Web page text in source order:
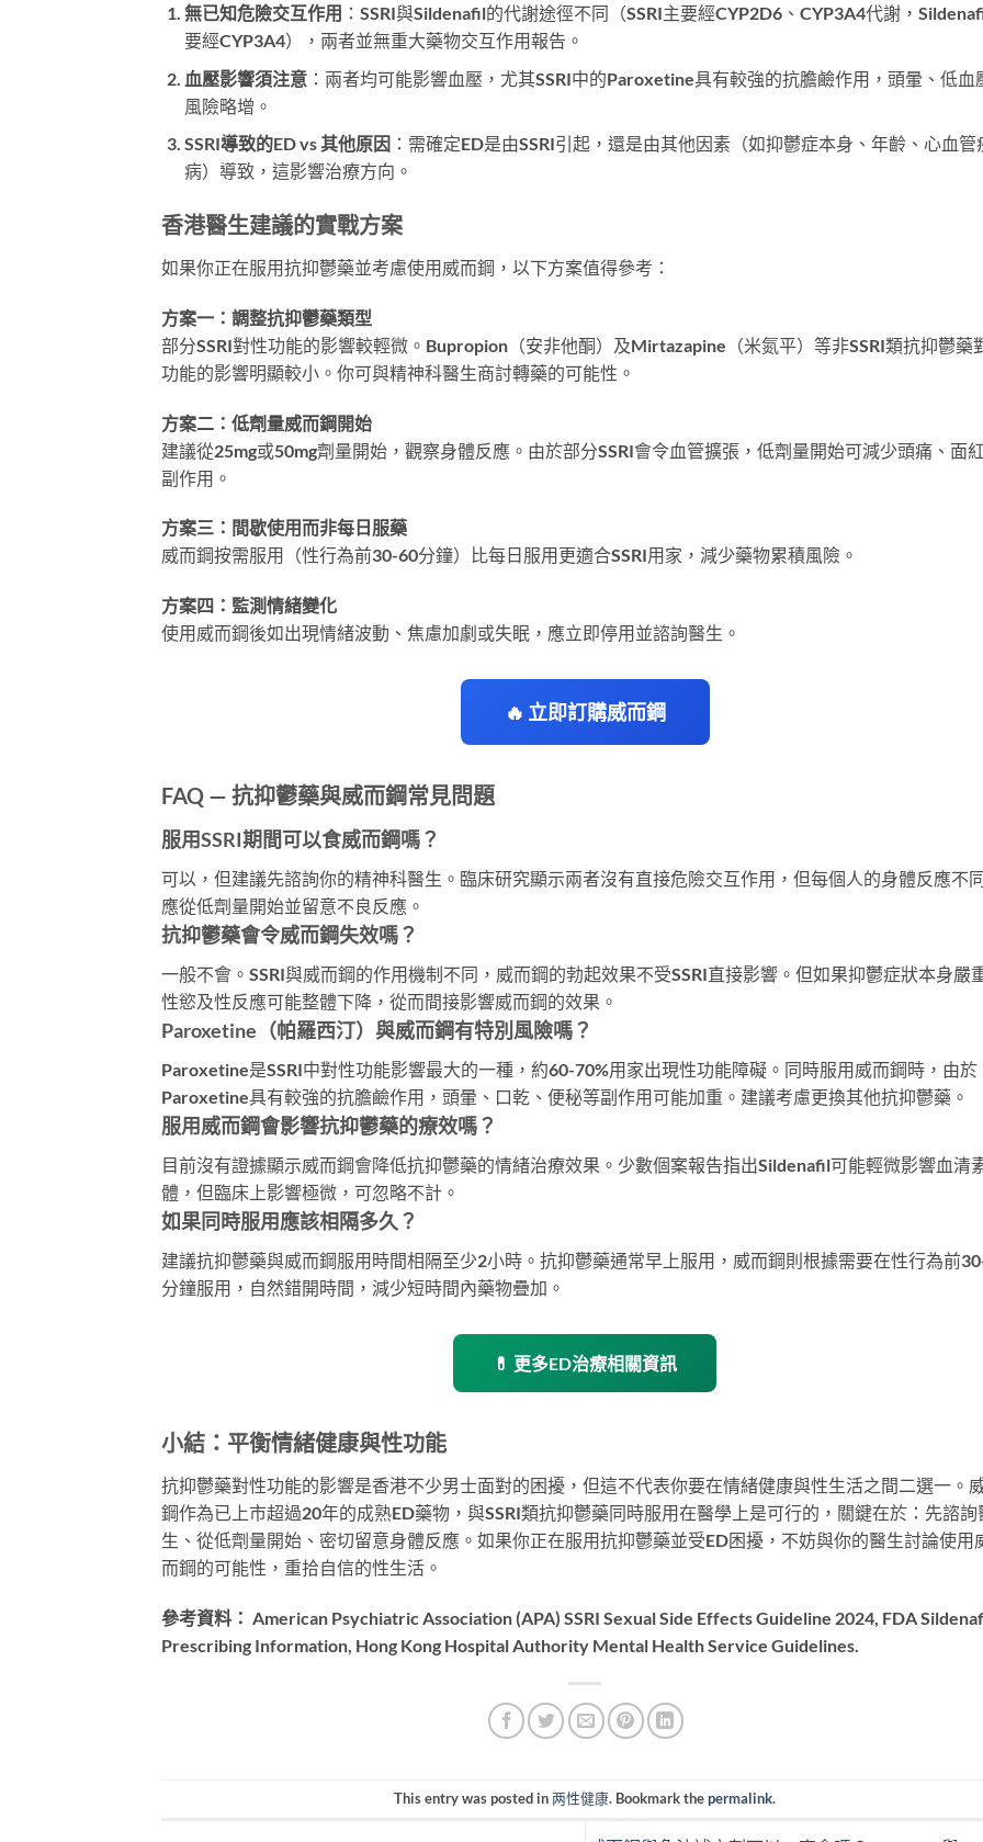
無已知危險交互作用 ：SSRI與Sildenafil的代謝途徑不同（SSRI主要經CYP2D6、CYP3A4代謝，
要經CYP3A4），兩者並無重大藥物交互作用報告。
血壓影響須注意：兩者均可能影響血壓，尤其SSRI中的Paroxetine具有較強的抗膽鹼作用，頭暈、低血
風險略增。
SSRI導致的ED vs 其他原因 ：需確定ED是由SSRI引起，還是由其他因素（如抑鬱症本身、年齡、心血管
病）導致，這影響治療方向。
香港醫生建議的實戰方案
如果你正在服用抗抑鬱藥並考慮使用威而鋼，以下方案值得參考：
方案一：調整抗抑鬱藥類型
部分SSRI對性功能的影響較輕微。Bupropion（安非他酮）及Mirtazapine（米氮平）等非SSRI類抗抑鬱藥
功能的影響明顯較小。你可與精神科醫生商討轉藥的可能性。
方案二：低劑量威而鋼開始
建議從25mg或50mg劑量開始，觀察身體反應。由於部分SSRI會令血管擴張，低劑量開始可減少頭痛、面
副作用。
方案三：間歇使用而非每日服藥
威而鋼按需服用（性行為前30-60分鐘）比每日服用更適合SSRI用家，減少藥物累積風險。
方案四：監測情緒變化
使用威而鋼後如出現情緒波動、焦慮加劇或失眠，應立即停用並諮詢醫生。
🔥 立即訂購威而鋼
FAQ — 抗抑鬱藥與威而鋼常見問題
服用SSRI期間可以食威而鋼嗎？
可以，但建議先諮詢你的精神科醫生。臨床研究顯示兩者沒有直接危險交互作用，但每個人的身體反應不
應從低劑量開始並留意不良反應。
抗抑鬱藥會令威而鋼失效嗎？
一般不會。SSRI與威而鋼的作用機制不同，威而鋼的勃起效果不受SSRI直接影響。但如果抑鬱症狀本身嚴
性慾及性反應可能整體下降，從而間接影響威而鋼的效果。
Paroxetine（帕羅西汀）與威而鋼有特別風險嗎？
Paroxetine是SSRI中對性功能影響最大的一種，約60-70%用家出現性功能障礙。同時服用威而鋼時，由於
Paroxetine具有較強的抗膽鹼作用，頭暈、口乾、便秘等副作用可能加重。建議考慮更換其他抗抑鬱藥。
服用威而鋼會影響抗抑鬱藥的療效嗎？
目前沒有證據顯示威而鋼會降低抗抑鬱藥的情緒治療效果。少數個案報告指出Sildenafil可能輕微影響血清
體，但臨床上影響極微，可忽略不計。
如果同時服用應該相隔多久？
建議抗抑鬱藥與威而鋼服用時間相隔至少2小時。抗抑鬱藥通常早上服用，威而鋼則根據需要在性行為前
分鐘服用，自然錯開時間，減少短時間內藥物疊加。
💊 更多ED治療相關資訊
小結：平衡情緒健康與性功能
抗抑鬱藥對性功能的影響是香港不少男士面對的困擾，但這不代表你要在情緒健康與性生活之間二選一。
鋼作為已上市超過20年的成熟ED藥物，與SSRI類抗抑鬱藥同時服用在醫學上是可行的，關鍵在於：先諮詢
生、從低劑量開始、密切留意身體反應。如果你正在服用抗抑鬱藥並受ED困擾，不妨與你的醫生討論使用
而鋼的可能性，重拾自信的性生活。
參考資料： American Psychiatric Association (APA) SSRI Sexual Side Effects Guideline 2024, FDA
Prescribing Information, Hong Kong Hospital Authority Mental Health Service Guidelines.
This entry was posted in两性健康. Bookmark thepermalink.